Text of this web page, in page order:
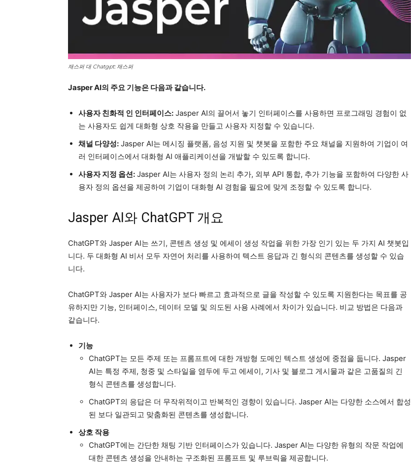
재스퍼 대 Chatgpt: 재스퍼
Jasper AI의 주요 기능은 다음과 같습니다.
사용자 친화적 인 인터페이스: Jasper AI의 끌어서 놓기 인터페이스를 사용하면 프로그래밍 경험이 없
는 사용자도 쉽게 대화형 상호 작용을 만들고 사용자 지정할 수 있습니다.
채널 다양성: Jasper AI는 메시징 플랫폼, 음성 지원 및 챗봇을 포함한 주요 채널을 지원하여 기업이 여
러 인터페이스에서 대화형 AI 애플리케이션을 개발할 수 있도록 합니다.
사용자 지정 옵션: Jasper AI는 사용자 정의 논리 추가, 외부 API 통합, 추가 기능을 포함하여 다양한 사
용자 정의 옵션을 제공하여 기업이 대화형 AI 경험을 필요에 맞게 조정할 수 있도록 합니다.
Jasper AI와 ChatGPT 개요
ChatGPT와 Jasper AI는 쓰기, 콘텐츠 생성 및 에세이 생성 작업을 위한 가장 인기 있는 두 가지 AI 챗봇입
니다. 두 대화형 AI 비서 모두 자연어 처리를 사용하여 텍스트 응답과 긴 형식의 콘텐츠를 생성할 수 있습
니다.
ChatGPT와 Jasper AI는 사용자가 보다 빠르고 효과적으로 글을 작성할 수 있도록 지원한다는 목표를 공
유하지만 기능, 인터페이스, 데이터 모델 및 의도된 사용 사례에서 차이가 있습니다. 비교 방법은 다음과
같습니다.
기능
ChatGPT는 모든 주제 또는 프롬프트에 대한 개방형 도메인 텍스트 생성에 중점을 둡니다. Jasper
AI는 특정 주제, 청중 및 스타일을 염두에 두고 에세이, 기사 및 블로그 게시물과 같은 고품질의 긴
형식 콘텐츠를 생성합니다.
ChatGPT의 응답은 더 무작위적이고 반복적인 경향이 있습니다. Jasper AI는 다양한 소스에서 합성
된 보다 일관되고 맞춤화된 콘텐츠를 생성합니다.
상호 작용
ChatGPT에는 간단한 채팅 기반 인터페이스가 있습니다. Jasper AI는 다양한 유형의 작문 작업에
대한 콘텐츠 생성을 안내하는 구조화된 프롬프트 및 루브릭을 제공합니다.